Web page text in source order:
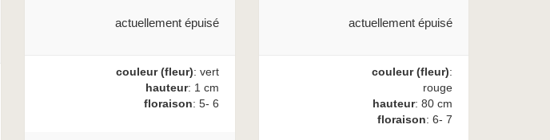
actuellement épuisé
couleur (fleur): vert
hauteur: 1 cm
floraison: 5- 6
actuellement épuisé
couleur (fleur):
rouge
hauteur: 80 cm
floraison: 6- 7